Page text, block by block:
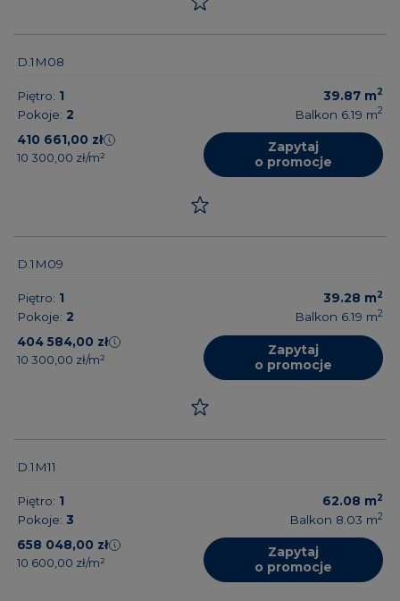
D.1M08
Piętro: 1
Pokoje: 2
410 661,00 zł
10 300,00 zł/m²
39.87 m2
Balkon 6.19 m2
Zapytaj
o promocje
D.1M09
Piętro: 1
Pokoje: 2
404 584,00 zł
10 300,00 zł/m²
39.28 m2
Balkon 6.19 m2
Zapytaj
o promocje
D.1M11
Piętro: 1
Pokoje: 3
658 048,00 zł
10 600,00 zł/m²
62.08 m2
Balkon 8.03 m2
Zapytaj
o promocje